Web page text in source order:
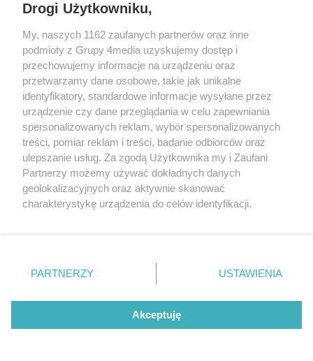
NAJCZĘŚCIEJ CZYTANE
Coraz większy ruch. Kolejne
loty przekierowane z
Warszawy do Radomia
Poseł Radosław Fogiel objął
ważną funkcję
śmigłowcem na Józefów.
Historia mrozi krew w żyłach
Malczewski, Markiewicz i
duchowa uczta
Drogi Użytkowniku,
My, naszych 1162 zaufanych partnerów oraz inne
podmioty z Grupy 4media uzyskujemy dostęp i
przechowujemy informacje na urządzeniu oraz
przetwarzamy dane osobowe, takie jak unikalne
identyfikatory, standardowe informacje wysyłane przez
urządzenie czy dane przeglądania w celu zapewniania
spersonalizowanych reklam, wybór spersonalizowanych
treści, pomiar reklam i treści, badanie odbiorców oraz
ulepszanie usług. Za zgodą Użytkownika my i Zaufani
Partnerzy możemy używać dokładnych danych
geolokalizacyjnych oraz aktywnie skanować
charakterystykę urządzenia do celów identyfikacji.
zmienić/wycofać klikając przycisk ustawień prywatności
znajdujący się w lewym dolnym rogu strony
. Niektóre
użytkownika, ale masz prawo sprzeciwić się takiemu
przetwarzaniu. Preferencje będą miały zastosowania tylko
PARTNERZY USTAWIENIA
Akceptuję